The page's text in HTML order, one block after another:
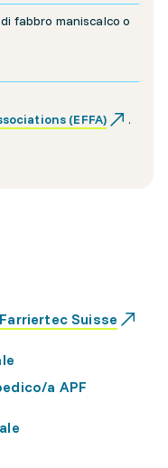
fabbro maniscalco o
(EFFA)
.
Farriertec Suisse
a APF